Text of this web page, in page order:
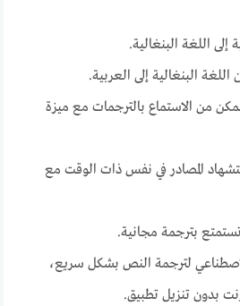
اللغة البنغالية.
البنغالية إلى العربية.
من الاستماع بالترجمات مع ميزة
المصادر في نفس ذات الوقت مع
بترجمة مجانية.
لترجمة النص بشكل سريع،
بدون تنزيل تطبيق.